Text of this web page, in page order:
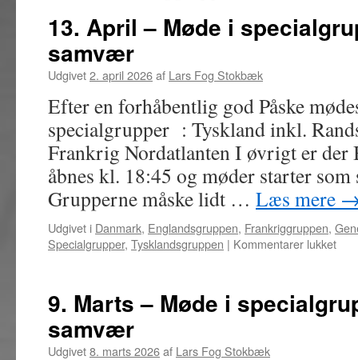
13. April – Møde i
samvær
Udgivet2. april 2026af Lars Fog Stokbæk
Efter en forhåbentlig god Påske
specialgrupper : Tyskland inkl.
Frankrig Nordatlanten I øvrigt er
åbnes kl. 18:45 og møder starter
Grupperne måske lidt … Læs mere
Udgivet i Danmark, Englandsgruppen, Frankriggruppen,
Specialgrupper, Tysklandsgruppen | Kommentarer lukkettil
9. Marts – Møde i
samvær
Udgivet8. marts 2026af Lars Fog Stokbæk